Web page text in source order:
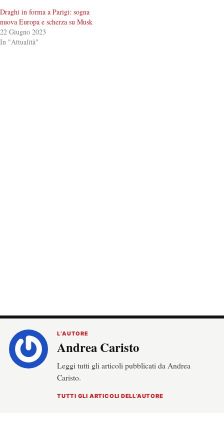
Draghi in forma a Parigi: sogna
nuova Europa e scherza su Musk
22 Giugno 2023
In "Attualità"
L’AUTORE
Andrea Caristo
Leggi tutti gli articoli pubblicati da Andrea
Caristo.
TUTTI GLI ARTICOLI DELL’AUTORE